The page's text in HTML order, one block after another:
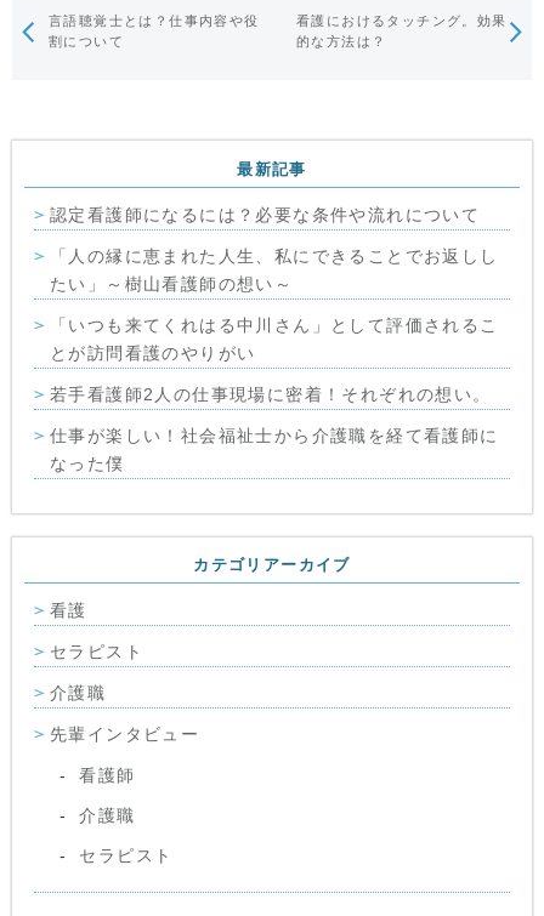
言語聴覚士とは？仕事内容や役
割について
看護におけるタッチング。効果
的な方法は？
最新記事
認定看護師になるには？必要な条件や流れについて
「人の縁に恵まれた人生、私にできることでお返しし
たい」～樹山看護師の想い～
「いつも来てくれはる中川さん」として評価されるこ
とが訪問看護のやりがい
若手看護師2人の仕事現場に密着！それぞれの想い。
仕事が楽しい！社会福祉士から介護職を経て看護師に
なった僕
カテゴリアーカイブ
看護
セラピスト
介護職
先輩インタビュー
看護師
介護職
セラピスト